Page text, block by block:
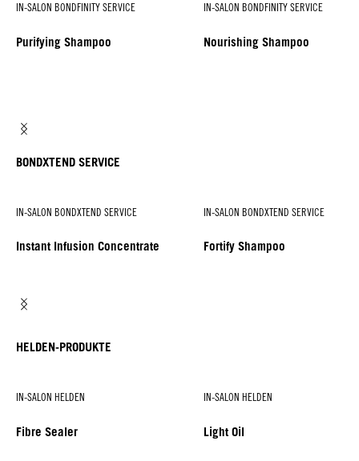
IN-SALON BONDFINITY SERVICE
Purifying Shampoo
IN-SALON BONDFINITY SERVICE
Nourishing Shampoo
BONDXTEND SERVICE
IN-SALON BONDXTEND SERVICE
Instant Infusion Concentrate
IN-SALON BONDXTEND SERVICE
Fortify Shampoo
HELDEN-PRODUKTE
IN-SALON HELDEN
Fibre Sealer
IN-SALON HELDEN
Light Oil